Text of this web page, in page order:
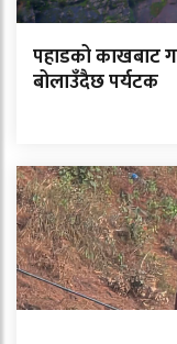
पहाडको काखबाट
बोलाउँदैछ पर्यटक